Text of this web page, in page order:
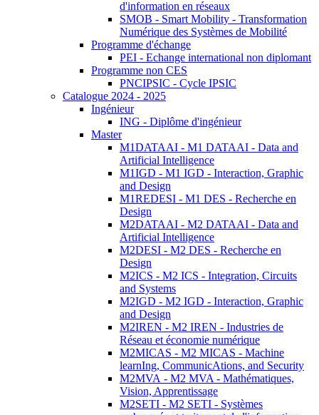
d'information en réseaux
SMOB - Smart Mobility - Transformation
Numérique des Systèmes de Mobilité
Programme d'échange
PEI - Echange international non diplomant
Programme non CES
PNCIPSIC - Cycle IPSIC
Catalogue 2024 - 2025
Ingénieur
ING - Diplôme d'ingénieur
Master
M1DATAAI - M1 DATAAI - Data and
Artificial Intelligence
M1IGD - M1 IGD - Interaction, Graphic
and Design
M1REDESI - M1 DES - Recherche en
Design
M2DATAAI - M2 DATAAI - Data and
Artificial Intelligence
M2DESI - M2 DES - Recherche en
Design
M2ICS - M2 ICS - Integration, Circuits
and Systems
M2IGD - M2 IGD - Interaction, Graphic
and Design
M2IREN - M2 IREN - Industries de
Réseau et économie numérique
M2MICAS - M2 MICAS - Machine
learnIng, CommunicAtions, and Security
M2MVA - M2 MVA - Mathématiques,
Vision, Apprentissage
M2SETI - M2 SETI - Systèmes